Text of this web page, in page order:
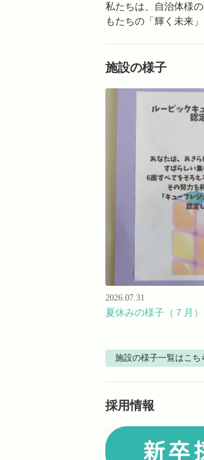
私たちは、自治体様
もたちの「輝く未来
施設の様子
2026.07.31
夏休みの様子（７月）
施設の様子一覧はこち
採用情報